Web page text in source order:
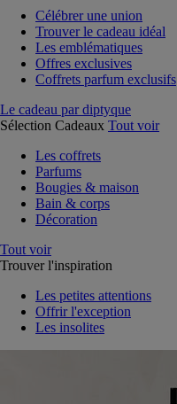
Célébrer une union
Trouver le cadeau idéal
Les emblématiques
Offres exclusives
Coffrets parfum exclusifs
Le cadeau par diptyque
Sélection Cadeaux Tout voir
Les coffrets
Parfums
Bougies & maison
Bain & corps
Décoration
Tout voir
Trouver l'inspiration
Les petites attentions
Offrir l'exception
Les insolites